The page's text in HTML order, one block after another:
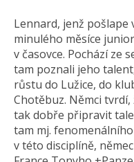
Lennard, jenž pošlape
minulého měsíce
v časovce. Pochází ze
tam poznali jeho
růstu do Lužice, do
Chotěbuz. Němci
tak dobře připravit
tam mj.
v této disciplíně,